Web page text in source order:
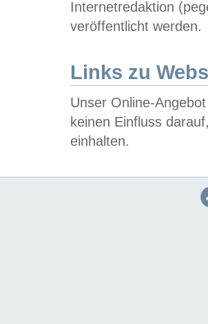
Internetredaktion
veröffentlicht werden.
Links zu
Unser Online-
keinen Einfluss
einhalten.